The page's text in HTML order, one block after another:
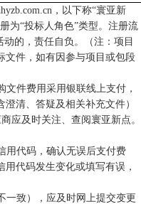
，以下称“寰亚新
为“投标人角色”类型。注册流
的，责任自负。
（注：项目
文件，如有因参与项目或包段
件费用采用银联线上支付，
清、答疑及相关补充文件）
应及时关注、查阅寰亚新点。
用代码，确认无误后支付费
代码发生变化或填写有误，
一致），应及时网上提交变更